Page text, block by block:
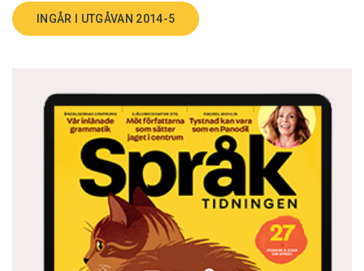
INGÅR I UTGÅVAN 2014-5